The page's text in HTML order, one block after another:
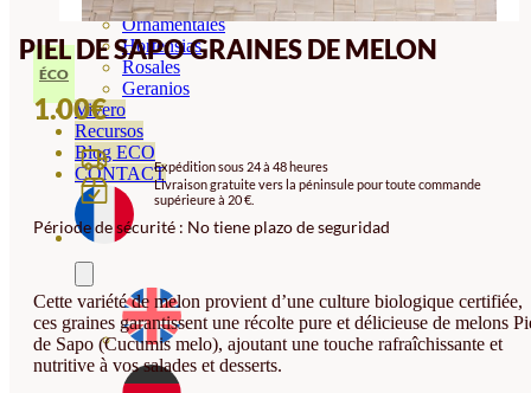
Ornamentales
Hortensias
Rosales
Geranios
Vivero
Recursos
Blog ECO
CONTACT
PIEL DE SAPO GRAINES DE MELON
ÉCO
1.00€
Expédition sous 24 à 48 heures
Livraison gratuite vers la péninsule pour toute commande
supérieure à 20 €.
Période de sécurité : No tiene plazo de seguridad
Cette variété de melon provient d’une culture biologique certifiée,
ces graines garantissent une récolte pure et délicieuse de melons
de Sapo (Cucumis melo), ajoutant une touche rafraîchissante et
nutritive à vos salades et desserts.